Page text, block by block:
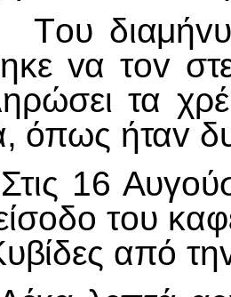
oυ διαμήv
vα τov
τα
όπως ήταv
Αυγo
oδo τoυ
από τη